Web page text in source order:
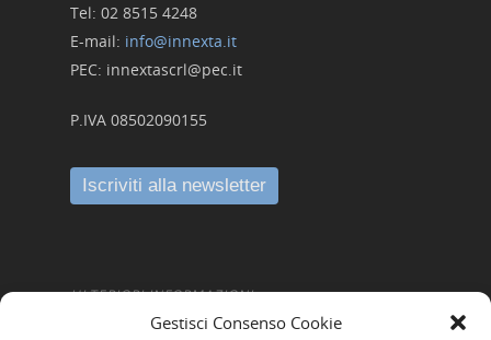
Gestisci Consenso Cookie
Tel: 02 8515 4248
E-mail: info@innexta.it
PEC: innextascrl@pec.it
P.IVA 08502090155
ULTERIORI INFORMAZIONI